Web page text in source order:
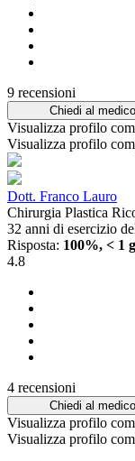
9 recensioni
Chiedi al medico
Visualizza profilo
Visualizza profilo
Dott. Franco Lauro
Chirurgia Plastica
32 anni di esercizio
Risposta: 100%, < 1
4.8
4 recensioni
Chiedi al medico
Visualizza profilo
Visualizza profilo